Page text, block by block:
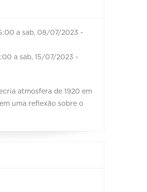
a sab, 08/07/2023 -
a sab, 15/07/2023 -
atmosfera de 1920 em
uma reflexão sobre o